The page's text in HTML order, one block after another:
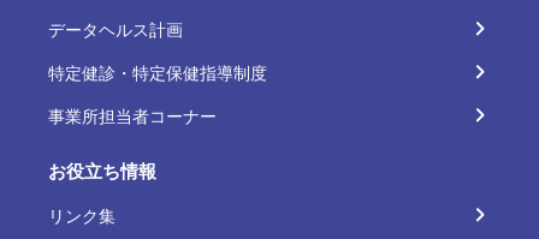
データヘルス計画
特定健診・特定保健指導制度
事業所担当者コーナー
お役立ち情報
リンク集